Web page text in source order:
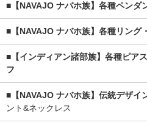
■【NAVAJO ナバホ族】各種ペンダ
■【NAVAJO ナバホ族】各種リング
■【インディアン諸部族】各種ピア
フ
■【NAVAJO ナバホ族】伝統デザイ
ント&ネックレス